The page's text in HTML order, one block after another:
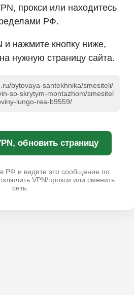
прокси или находитесь
РФ.
и нажмите кнопку ниже,
нужную страницу сайта.
bytovaya-santekhnika/smesiteli/
so-skrytym-montazhom/smesitel
lungo-rea-b9559/
обновить страницу
РФ и видите это сообщение по
VPN/прокси или сменить
сеть.